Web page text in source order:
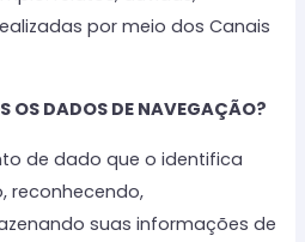
por meio dos Canais
OS DADOS DE NAVEGAÇÃO?
de dado que o identifica
reconhecendo,
suas informações de